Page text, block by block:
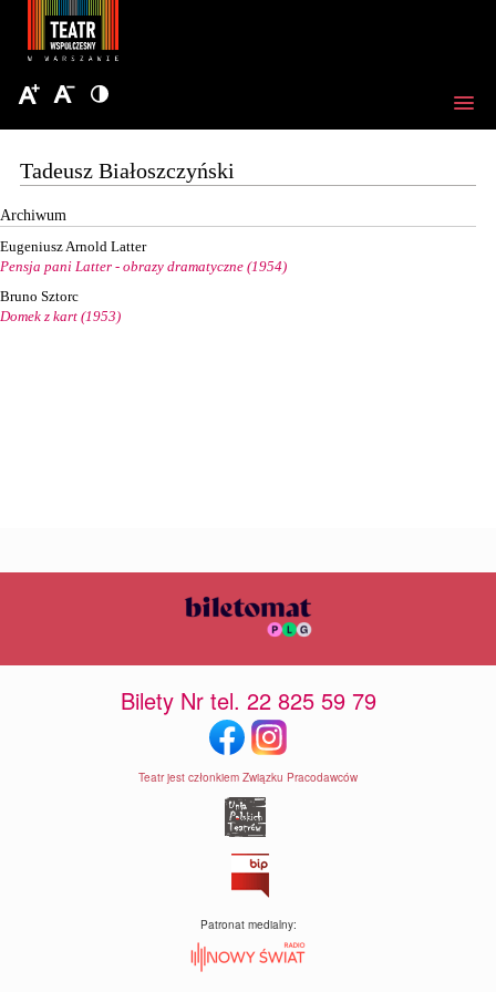
Tadeusz Białoszczyński
Archiwum
Eugeniusz Arnold Latter
Pensja pani Latter - obrazy dramatyczne (1954)
Bruno Sztorc
Domek z kart (1953)
Bilety Nr tel. 22 825 59 79
Teatr jest członkiem Związku Pracodawców
Patronat medialny: